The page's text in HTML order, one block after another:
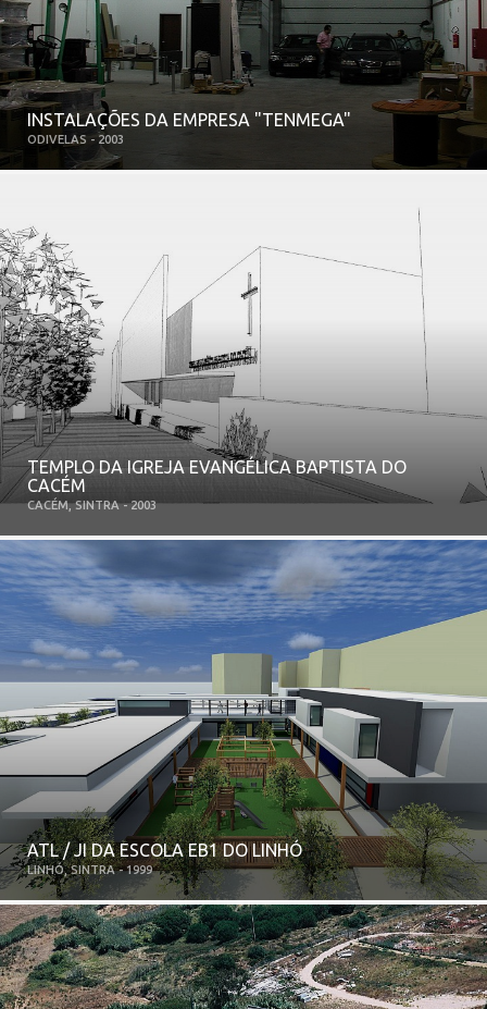
INSTALAÇÕES DA EMPRESA "TENMEGA"
ODIVELAS - 2003
TEMPLO DA IGREJA EVANGÉLICA BAPTISTA DO
CACÉM
CACÉM, SINTRA - 2003
ATL / JI DA ESCOLA EB1 DO LINHÓ
LINHÓ, SINTRA - 1999